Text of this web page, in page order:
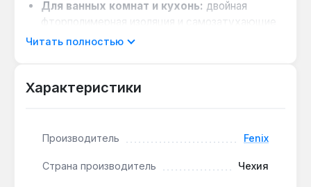
Для ванных комнат и кухонь: двойная
фторполимерная изоляция и самозатухающие
материалы позволяют использовать плёнку в
рекомендованы.
подложка с ПЭ-тканью обеспечивают
«плавающие» покрытия без поднятия уровня
Читать полностью
Характеристики
Производитель Fenix
Страна производитель Чехия